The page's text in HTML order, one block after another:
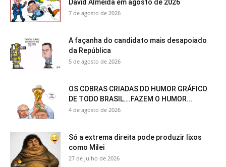
David Almeida em agosto de 2026
7 de agosto de 2026
A façanha do candidato mais desapoiado
da República
5 de agosto de 2026
OS COBRAS CRIADAS DO HUMOR GRÁFICO
DE TODO BRASIL….FAZEM O HUMOR...
4 de agosto de 2026
Só a extrema direita pode produzir lixos
como Milei
27 de julho de 2026